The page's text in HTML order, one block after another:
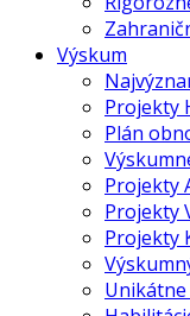
Výskum
Projekty
Plán
Projekty
Projekty
Projekty